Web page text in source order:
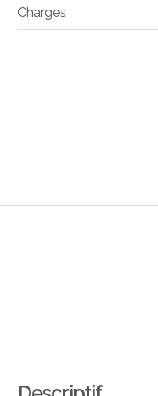
Charges